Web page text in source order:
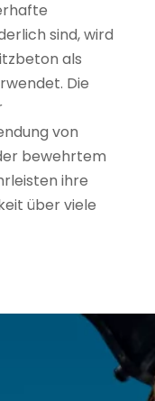
sind, wird
als
Die
von
bewehrtem
ihre
über viele